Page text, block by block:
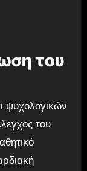
του
ψυχολογικών
του